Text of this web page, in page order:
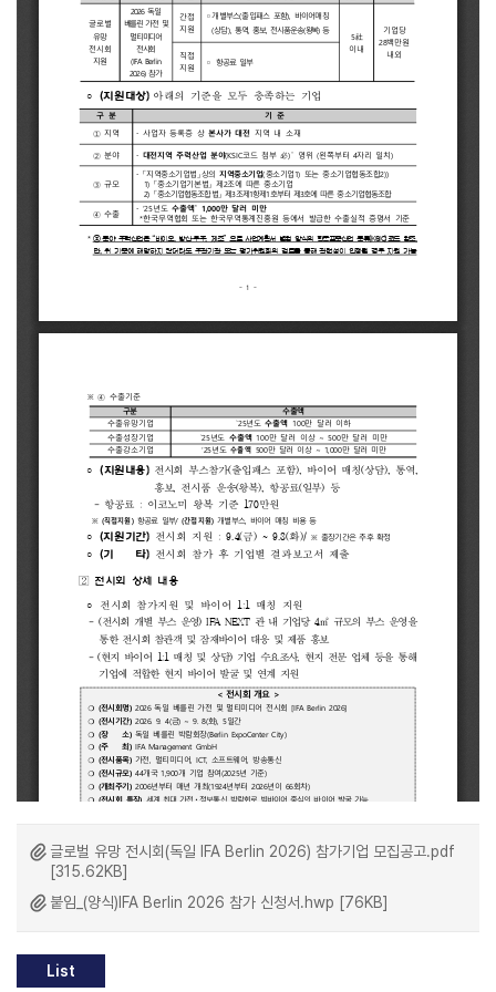
글로벌 유망 전시회(독일 IFA Berlin 2026) 참가기업 모집공고.pdf
[315.62KB]
붙임_(양식)IFA Berlin 2026 참가 신청서.hwp [76KB]
List